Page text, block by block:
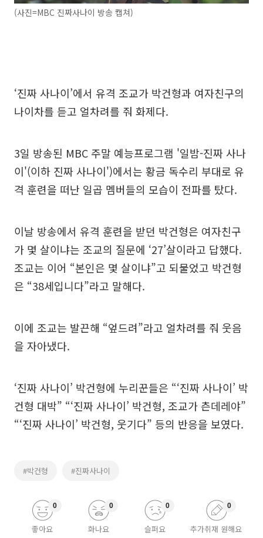
(사진=MBC 진짜사나이 방송 캡쳐)
‘진짜 사나이’에서 유격 조교가 박건형과 여자친구의
나이차를 듣고 얼차려를 줘 화제다.
3일 방송된 MBC 주말 예능프로그램 '일밤-진짜 사나
이'(이하 진짜 사나이')에서는 황금 독수리 부대로 유
격 훈련을 떠난 일곱 멤버들의 모습이 전파를 탔다.
이날 방송에서 유격 훈련을 받던 박건형은 여자친구
가 몇 살이냐는 조교의 질문에 ‘27’살이라고 답했다.
조교는 이어 “본인은 몇 살이냐”고 되물었고 박건형
은 “38세입니다”라고 말해다.
이에 조교는 발끈해 “엎드려”라고 얼차려를 줘 웃음
을 자아냈다.
‘진짜 사나이’ 박건형에 누리꾼들은 “‘진짜 사나이’ 박
건형 대박” “‘진짜 사나이’ 박건형, 조교가 츤데레야”
“‘진짜 사나이’ 박건형, 웃기다” 등의 반응을 보였다.
#박건형 #진짜사나이
좋아요
0
화나요
0
슬퍼요
0
추가취재 원해요
0